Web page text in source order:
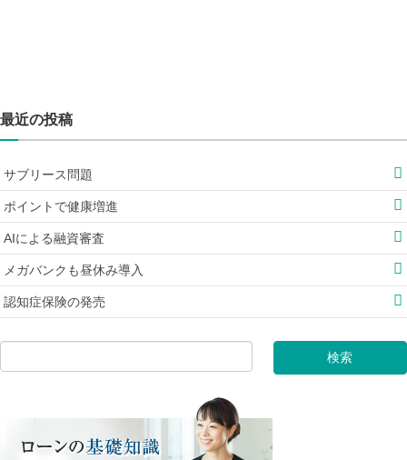
最近の投稿
サブリース問題
ポイントで健康増進
AIによる融資審査
メガバンクも昼休み導入
認知症保険の発売